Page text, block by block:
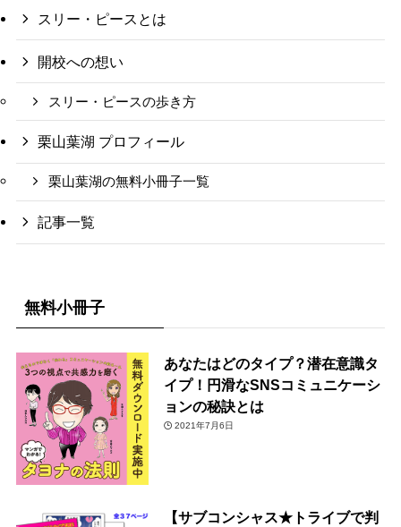
スリー・ピースとは
開校への想い
スリー・ピースの歩き方
栗山葉湖 プロフィール
栗山葉湖の無料小冊子一覧
記事一覧
無料小冊子
あなたはどのタイプ？潜在意識タ
イプ！円滑なSNSコミュニケーシ
ョンの秘訣とは
2021年7月6日
【サブコンシャス★トライブで判